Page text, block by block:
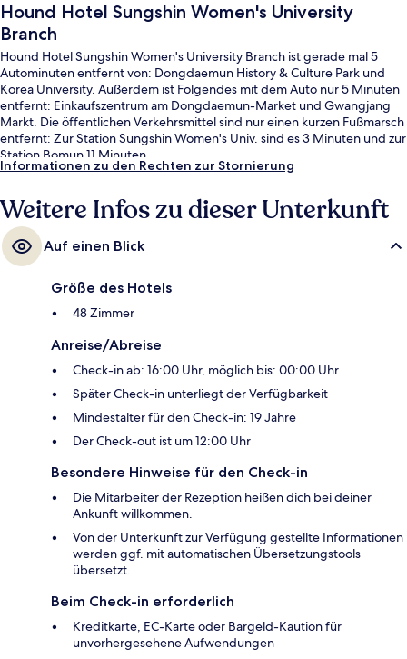
Hound Hotel Sungshin Women's University
Branch
Hound Hotel Sungshin Women's University Branch ist gerade mal 5
Autominuten entfernt von: Dongdaemun History & Culture Park und
Korea University. Außerdem ist Folgendes mit dem Auto nur 5 Minuten
entfernt: Einkaufszentrum am Dongdaemun-Market und Gwangjang
Markt. Die öffentlichen Verkehrsmittel sind nur einen kurzen Fußmarsch
entfernt: Zur Station Sungshin Women's Univ. sind es 3 Minuten und zur
Station Bomun 11 Minuten.
Informationen zu den Rechten zur Stornierung
Weitere Infos zu dieser Unterkunft
Auf einen Blick
Größe des Hotels
48 Zimmer
Anreise/Abreise
Check-in ab: 16:00 Uhr, möglich bis: 00:00 Uhr
Später Check-in unterliegt der Verfügbarkeit
Mindestalter für den Check-in: 19 Jahre
Der Check-out ist um 12:00 Uhr
Besondere Hinweise für den Check-in
Die Mitarbeiter der Rezeption heißen dich bei deiner
Ankunft willkommen.
Von der Unterkunft zur Verfügung gestellte Informationen
werden ggf. mit automatischen Übersetzungstools
übersetzt.
Beim Check-in erforderlich
Kreditkarte, EC-Karte oder Bargeld-Kaution für
unvorhergesehene Aufwendungen